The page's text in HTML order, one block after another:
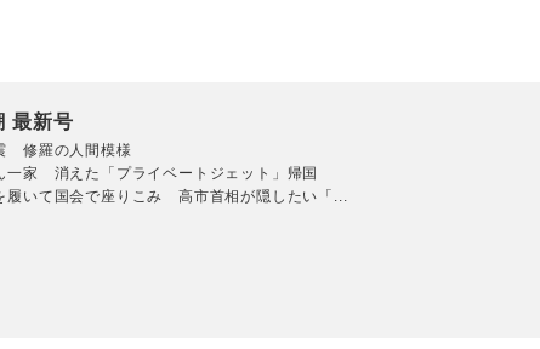
最新号
修羅の人間模様
一家 消えた「プライベートジェット」帰国
履いて国会で座りこみ 高市首相が隠したい「...